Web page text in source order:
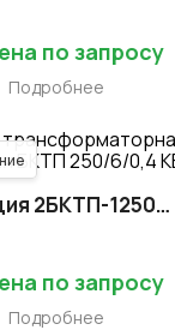
по запросу
Подробнее
2БКТП-1250…
по запросу
Подробнее